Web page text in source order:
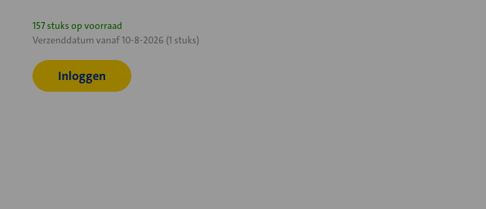
Huidige
voorraad:
157 stuks op voorraad
Verzenddatum vanaf 10-8-2026 (1 stuks)
Inloggen